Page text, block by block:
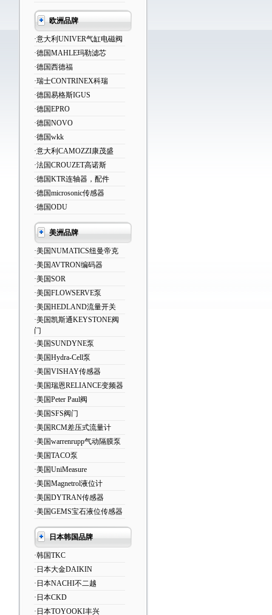
欧洲品牌
·意大利UNIVER气缸电磁阀
·德国MAHLE玛勒滤芯
·德国西德福
·瑞士CONTRINEX科瑞
·德国易格斯IGUS
·德国EPRO
·德国NOVO
·德国wkk
·意大利CAMOZZI康茂盛
·法国CROUZET高诺斯
·德国KTR连轴器，配件
·德国microsonic传感器
·德国ODU
美洲品牌
·美国NUMATICS纽曼帝克
·美国AVTRON编码器
·美国SOR
·美国FLOWSERVE泵
·美国HEDLAND流量开关
·美国凯斯通KEYSTONE阀
门
·美国SUNDYNE泵
·美国Hydra-Cell泵
·美国VISHAY传感器
·美国瑞恩RELIANCE变频器
·美国Peter Paul阀
·美国SFS阀门
·美国RCM差压式流量计
·美国warrenrupp气动隔膜泵
·美国TACO泵
·美国UniMeasure
·美国Magnetrol液位计
·美国DYTRAN传感器
·美国GEMS宝石液位传感器
日本韩国品牌
·韩国TKC
·日本大金DAIKIN
·日本NACHI不二越
·日本CKD
·日本TOYOOKI丰兴